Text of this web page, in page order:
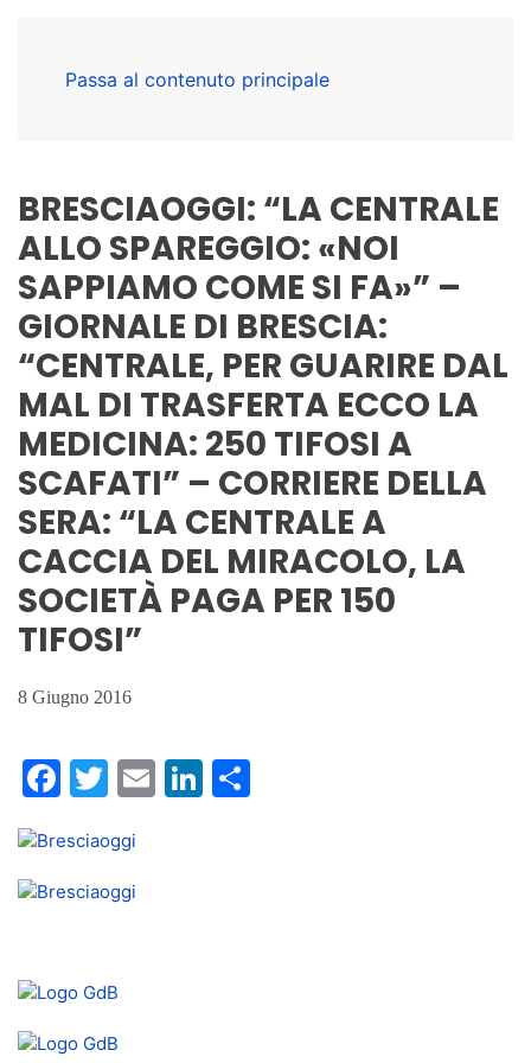
Passa al contenuto principale
BRESCIAOGGI: “LA CENTRALE
ALLO SPAREGGIO: «NOI
SAPPIAMO COME SI FA»” –
GIORNALE DI BRESCIA:
“CENTRALE, PER GUARIRE DAL
MAL DI TRASFERTA ECCO LA
MEDICINA: 250 TIFOSI A
SCAFATI” – CORRIERE DELLA
SERA: “LA CENTRALE A
CACCIA DEL MIRACOLO, LA
SOCIETÀ PAGA PER 150
TIFOSI”
8 Giugno 2016
Facebook
Twitter
EmailLinkedIn